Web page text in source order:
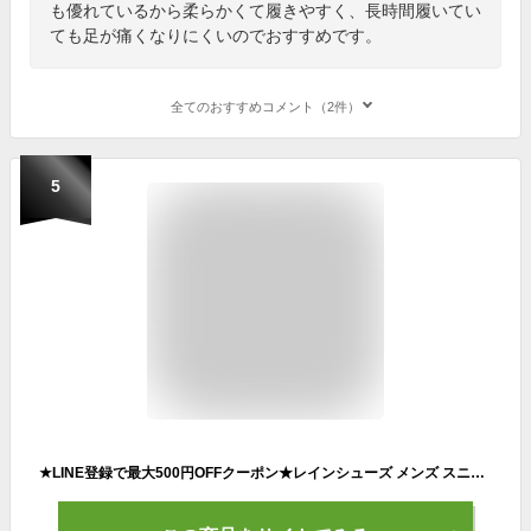
も優れているから柔らかくて履きやすく、長時間履いてい
ても足が痛くなりにくいのでおすすめです。
全てのおすすめコメント（2件）
5
★LINE登録で最大500円OFFクーポン★レインシューズ メンズ スニーカー レディース 防水スニーカー カジュアル おしゃれ 雨靴 長靴 防水 台風対策 雪 長靴 レインスニーカー 靴 アウトドア 大きいサイズ 蒸れにくい 履きやすい 歩きやすい 疲れにくい完全防水